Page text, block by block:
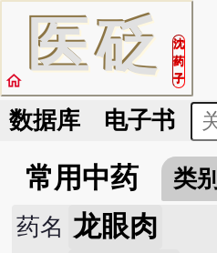
医砭
沈
药
子
home
数据库 电子书
常用中药 类别
药名 龙眼肉